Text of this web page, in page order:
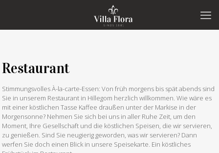
Restaurant
Stimmungsvolles À-la-carte-Essen: Von früh morgens bis spät abends sind
Sie in unserem Restaurant in Hillegom herzlich willkommen. Wie wäre es
mit einer köstlichen Tasse Kaffee draußen unter der Markise in der
Morgensonne? Nehmen Sie sich bei uns in aller Ruhe Zeit, um den
Moment, Ihre Gesellschaft und die köstlichen Speisen, die wir servieren,
zu genießen. Sind Sie neugierig geworden, was wir servieren? Dann
werfen Sie doch einen Blick in unsere Speisekarte. Ein köstliches